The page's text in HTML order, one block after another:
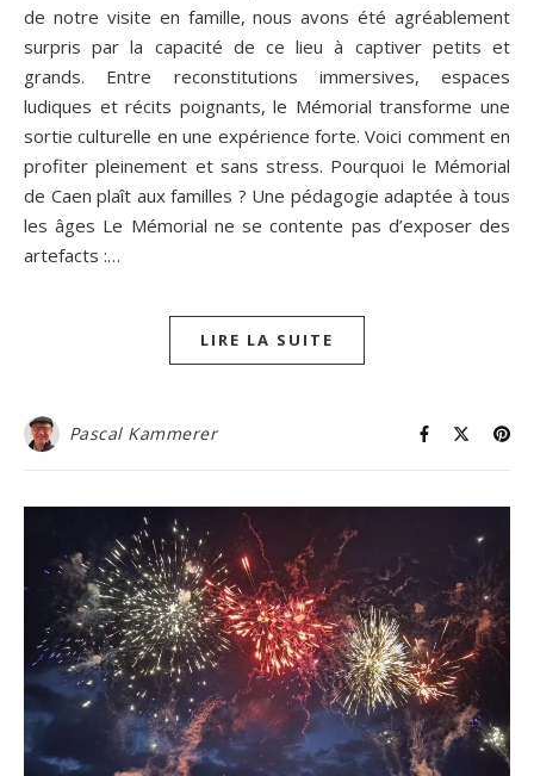
de notre visite en famille, nous avons été agréablement
surpris par la capacité de ce lieu à captiver petits et
grands. Entre reconstitutions immersives, espaces
ludiques et récits poignants, le Mémorial transforme une
sortie culturelle en une expérience forte. Voici comment en
profiter pleinement et sans stress. Pourquoi le Mémorial
de Caen plaît aux familles ? Une pédagogie adaptée à tous
les âges Le Mémorial ne se contente pas d’exposer des
artefacts :…
LIRE LA SUITE
Pascal Kammerer